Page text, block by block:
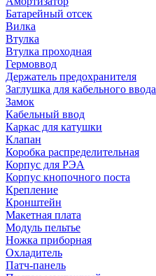
Батарейный отсек
Вилка
Втулка
Втулка проходная
Гермоввод
Держатель предохранителя
Заглушка для кабельного ввода
Замок
Кабельный ввод
Каркас для катушки
Клапан
Коробка распределительная
Корпус для РЭА
Корпус кнопочного поста
Крепление
Кронштейн
Макетная плата
Модуль пельтье
Ножка приборная
Охладитель
Патч-панель